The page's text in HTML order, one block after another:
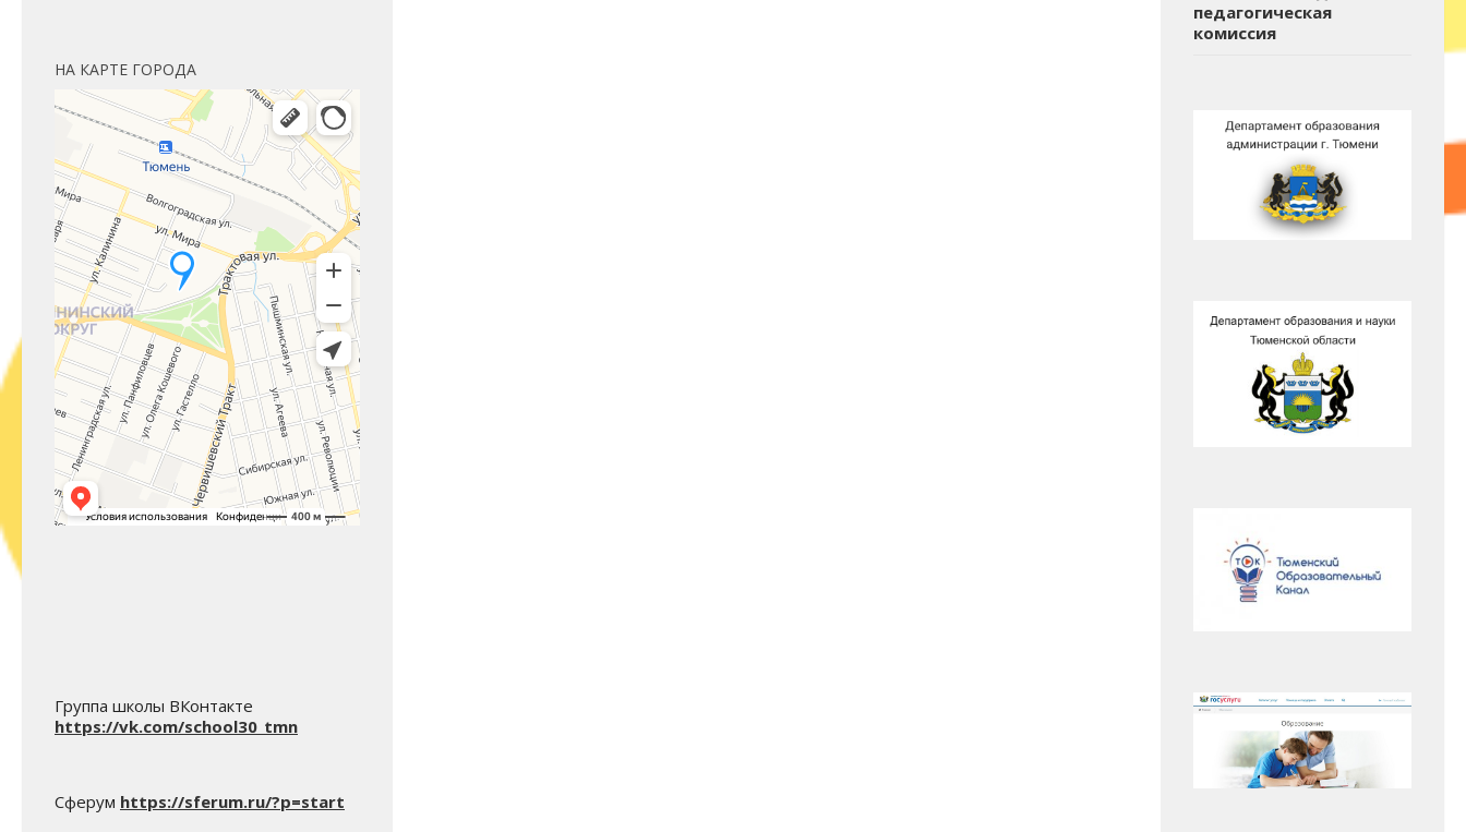
НА КАРТЕ ГОРОДА
Группа школы ВКонтакте
https://vk.com/school30_tmn
Сферум https://sferum.ru/?p=start
педагогическая
комиссия